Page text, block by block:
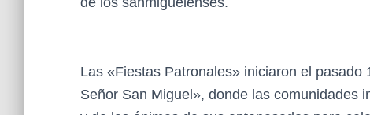
Las «Fiestas Patronales» iniciaron el
Señor San Miguel», donde las comunidades